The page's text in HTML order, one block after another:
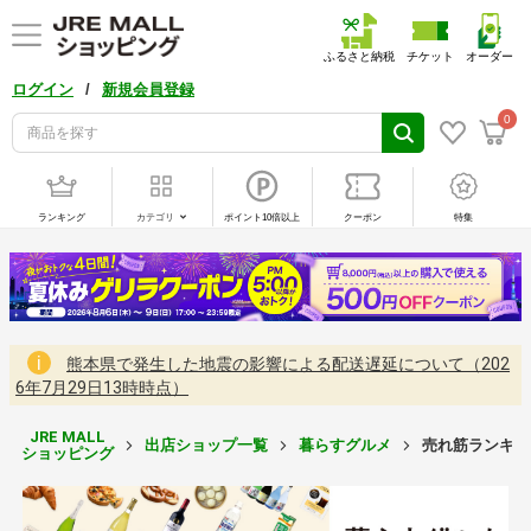
ログイン / 新規会員登録
0
ふるさと納税 チケット オーダー
ランキング カテゴリ ポイント10倍以上 クーポン 特集
熊本県で発生した地震の影響による配送遅延について（202
6年7月29日13時時点）
JRE MALL
ショッピング
出店ショップ一覧 暮らすグルメ 売れ筋ランキ